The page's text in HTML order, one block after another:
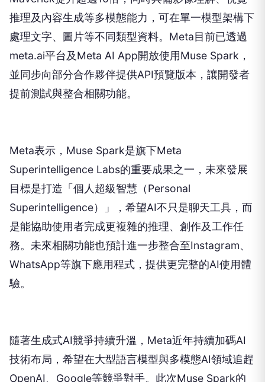
推理及內容生成等多模態能力，可在單一模型架構下
處理文字、圖片等不同類型資料。Meta目前已透過
meta.ai平台及Meta AI App開放使用Muse Spark，
並同步向部分合作夥伴提供API預覽版本，讓開發者
提前測試與整合相關功能。
Meta表示，Muse Spark是旗下Meta
Superintelligence Labs的重要成果之一，未來發展
目標是打造「個人超級智慧（Personal
Superintelligence）」，希望AI不只是聊天工具，而
是能協助使用者完成更複雜的推理、創作及工作任
務。未來相關功能也預計進一步整合至Instagram、
WhatsApp等旗下應用程式，提供更完整的AI使用體
驗。
隨著生成式AI競爭持續升溫，Meta近年持續加碼AI
技術布局，希望在大型語言模型與多模態AI領域追趕
OpenAI、Google等競爭對手。此次Muse Spark的